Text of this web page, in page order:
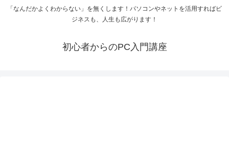
「なんだかよくわからない」を無くします！パソコンやネットを活用すればビ
ジネスも、人生も広がります！
初心者からのPC入門講座